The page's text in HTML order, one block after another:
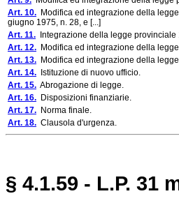
Art. 10. Modifica ed integrazione della
giugno 1975, n. 28, e [...]
Art. 11. Integrazione della legge
Art. 12. Modifica ed integrazione della
Art. 13. Modifica ed integrazione della
Art. 14. Istituzione di nuovo ufficio.
Art. 15. Abrogazione di legge.
Art. 16. Disposizioni finanziarie.
Art. 17. Norma finale.
Art. 18. Clausola d'urgenza.
§ 4.1.59 - L.P. 31